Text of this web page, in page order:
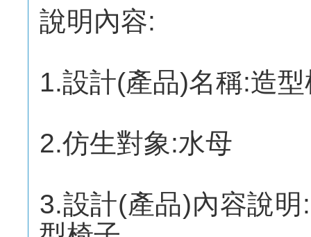
說明內容:
1.設計(產品)名稱:造
2.仿生對象:水母
3.設計(產品)內容說